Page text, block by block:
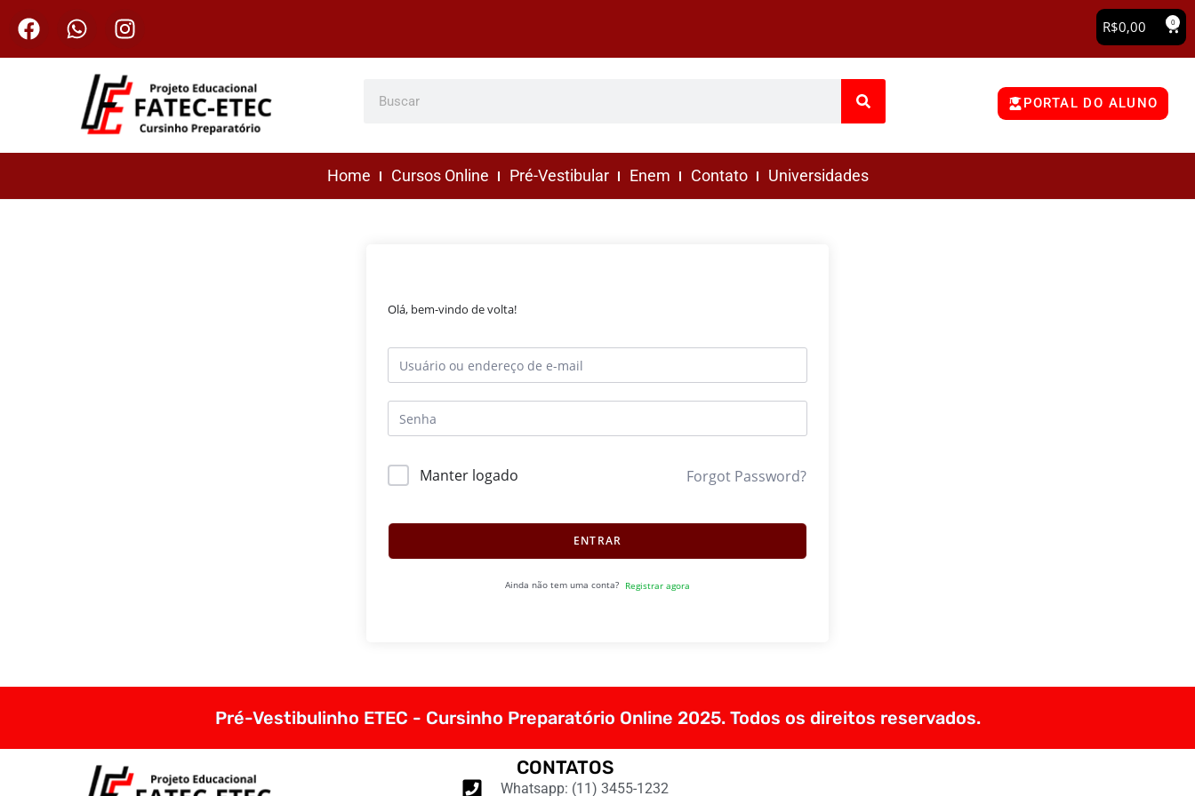
R$0,00 0
PORTAL DO ALUNO
Home Cursos Online Pré-Vestibular Enem Contato Universidades
Olá, bem-vindo de volta!
Manter logado Forgot Password?
ENTRAR
Ainda não tem uma conta? Registrar agora
Pré-Vestibulinho ETEC - Cursinho Preparatório Online 2025. Todos os direitos reservados.
CONTATOS
Whatsapp: (11) 3455-1232